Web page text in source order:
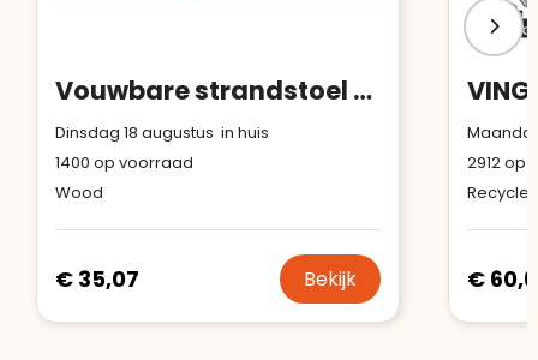
Vouwbare strandstoel sublimatie
Dinsdag 18 augustus in huis
1400 op voorraad
Wood
€ 35,07 Bekijk
2912op
€